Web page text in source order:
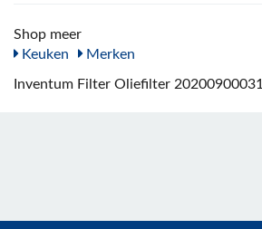
Shop meer
Keuken
Merken
Inventum Filter Oliefilter 20200900031